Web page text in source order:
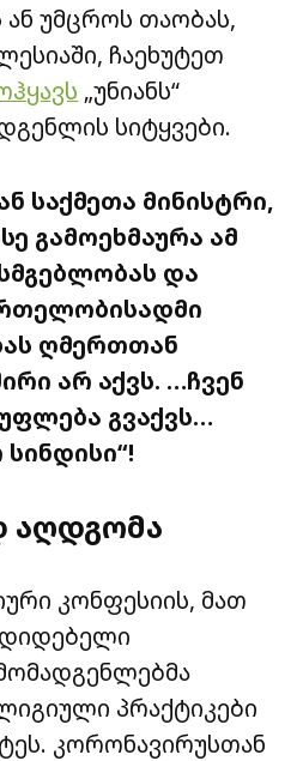
უმცროს თაობას,
ჩაეხუტეთ
„უნიანს“
სიტყვები.
საქმეთა მინისტრი,
გამოეხმაურა ამ
და
ღმერთთან
არ აქვს. …ჩვენ
გვაქვს…
კონფესიის, მათ
პრაქტიკები
კორონავირუსთან